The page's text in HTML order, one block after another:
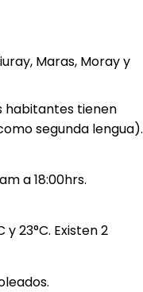
Maras, Moray y
habitantes tienen
segunda lengua).
a 18:00hrs.
23°C. Existen 2